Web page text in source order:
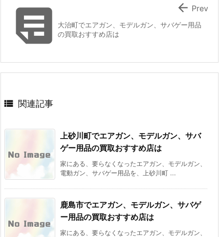
大治町でエアガン、モデルガン、サバゲー用品
の買取おすすめ店は
 Prev
 関連記事
上砂川町でエアガン、モデルガン、サバ
ゲー用品の買取おすすめ店は
家にある、要らなくなったエアガン、モデルガン、
電動ガン、サバゲー用品を、上砂川町 ...
鹿島市でエアガン、モデルガン、サバゲ
ー用品の買取おすすめ店は
家にある、要らなくなったエアガン、モデルガン、